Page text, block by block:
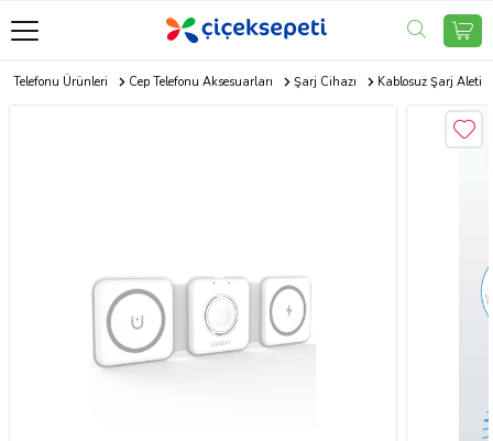
Telefonu Ürünleri Cep Telefonu Aksesuarları Şarj Cihazı Kablosuz Şarj Aleti